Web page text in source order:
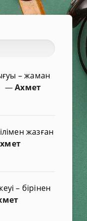
– жаман
—Ахмет
жазған
– бірінен